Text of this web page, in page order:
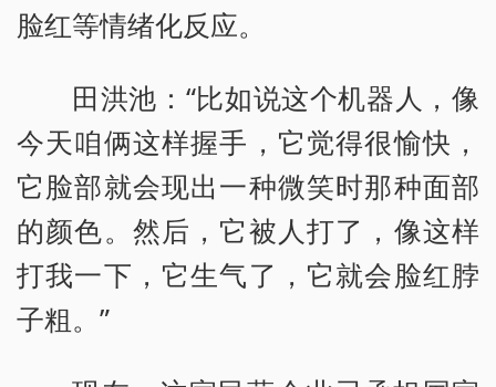
脸红等情绪化反应。
田洪池：“比如说这个机器人，像
今天咱俩这样握手，它觉得很愉快，
它脸部就会现出一种微笑时那种面部
的颜色。然后，它被人打了，像这样
打我一下，它生气了，它就会脸红脖
子粗。”